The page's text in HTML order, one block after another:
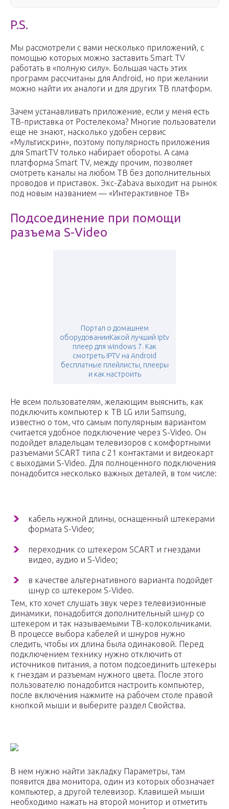
P.S.
Мы рассмотрели с вами несколько приложений, с
помощью которых можно заставить Smart TV
работать в «полную силу». Большая часть этих
программ рассчитаны для Android, но при желании
можно найти их аналоги и для других ТВ платформ.
Зачем устанавливать приложение, если у меня есть
ТВ-приставка от Ростелекома? Многие пользователи
еще не знают, насколько удобен сервис
«Мультискрин», поэтому популярность приложения
для SmartTV только набирает обороты. А сама
платформа Smart TV, между прочим, позволяет
смотреть каналы на любом ТВ без дополнительных
проводов и приставок. Экс-Zabava выходит на рынок
под новым названием — «Интерактивное ТВ»
Подсоединение при помощи
разъема S-Video
Портал о домашнем
оборудованииКакой лучший iptv
плеер для windows 7. Как
смотреть IPTV на Android
бесплатные плейлисты, плееры
и как настроить
Не всем пользователям, желающим выяснить, как
подключить компьютер к ТВ LG или Samsung,
известно о том, что самым популярным вариантом
считается удобное подключение через S-Video. Он
подойдет владельцам телевизоров с комфортными
разъемами SCART типа с 21 контактами и видеокарт
с выходами S-Video. Для полноценного подключения
понадобится несколько важных деталей, в том числе:
кабель нужной длины, оснащенный штекерами
формата S-Video;
переходник со штекером SCART и гнездами
видео, аудио и S-Video;
в качестве альтернативного варианта подойдет
шнур со штекером S-Video.
Тем, кто хочет слушать звук через телевизионные
динамики, понадобится дополнительный шнур со
штекером и так называемыми ТВ-колокольчиками.
В процессе выбора кабелей и шнуров нужно
следить, чтобы их длина была одинаковой. Перед
подключением технику нужно отключить от
источников питания, а потом подсоединить штекеры
к гнездам и разъемам нужного цвета. После этого
пользователю понадобится настроить компьютер,
после включения нажмите на рабочем столе правой
кнопкой мыши и выберите раздел Свойства.
В нем нужно найти закладку Параметры, там
появится два монитора, один из которых обозначает
компьютер, а другой телевизор. Клавишей мыши
необходимо нажать на второй монитор и отметить